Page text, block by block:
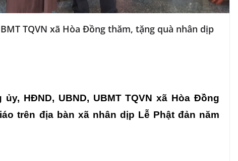
TQVN xã Hòa Đồng thăm, tặng quà nhân dịp
HĐND, UBND, UBMT TQVN xã Hòa Đồng
trên địa bàn xã nhân dịp Lễ Phật đản năm